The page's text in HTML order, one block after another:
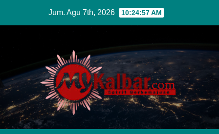
Jum. Agu 7th, 2026 10:24:59 AM